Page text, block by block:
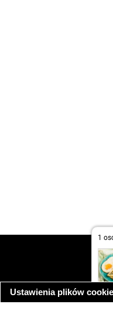
Ustawienia plików cookie
1
informacja o